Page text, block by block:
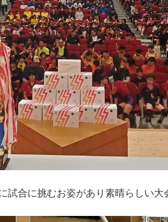
合に挑むお姿があり素晴らしい大